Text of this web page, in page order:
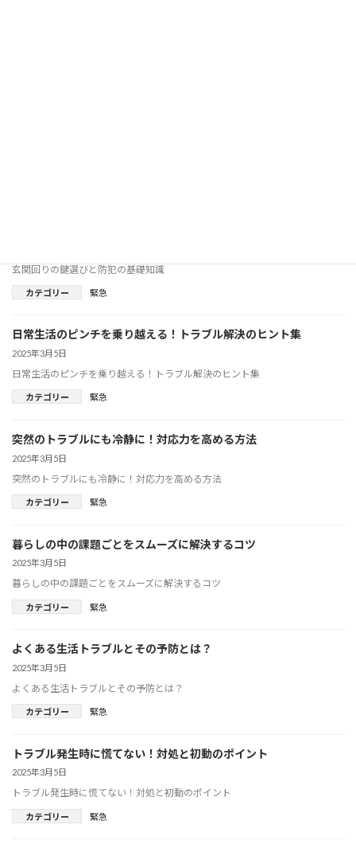
玄関回りの鍵選びと防犯の基礎知識
カテゴリー 緊急
日常生活のピンチを乗り越える！トラブル解決のヒント集
2025年3月5日
日常生活のピンチを乗り越える！トラブル解決のヒント集
カテゴリー 緊急
突然のトラブルにも冷静に！対応力を高める方法
2025年3月5日
突然のトラブルにも冷静に！対応力を高める方法
カテゴリー 緊急
暮らしの中の課題ごとをスムーズに解決するコツ
2025年3月5日
暮らしの中の課題ごとをスムーズに解決するコツ
カテゴリー 緊急
よくある生活トラブルとその予防とは？
2025年3月5日
よくある生活トラブルとその予防とは？
カテゴリー 緊急
トラブル発生時に慌てない！対処と初動のポイント
2025年3月5日
トラブル発生時に慌てない！対処と初動のポイント
カテゴリー 緊急